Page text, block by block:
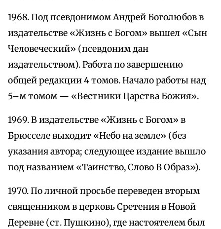
1968. Под псевдонимом Андрей Боголюбов в
издательстве «Жизнь с Богом» вышел «Сын
Человеческий» (псевдоним дан
издательством). Работа по завершению
общей редакции 4 томов. Начало работы над
5–м томом — «Вестники Царства Божия».
1969. В издательстве «Жизнь с Богом» в
Брюсселе выходит «Небо на земле» (без
указания автора; следующее издание вышло
под названием «Таинство, Слово B Образ»).
1970. По личной просьбе переведен вторым
священником в церковь Сретения в Новой
Деревне (ст. Пушкино), где настоятелем был